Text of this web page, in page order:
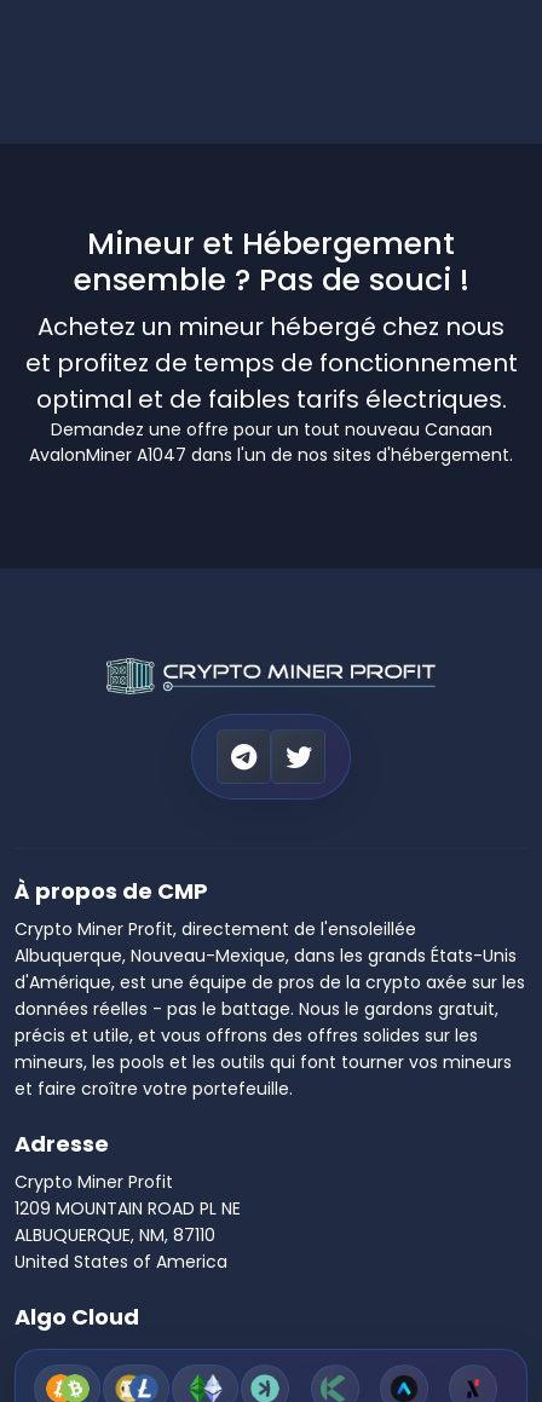
Mineur et Hébergement
ensemble ? Pas de souci !
Achetez un mineur hébergé chez nous
et profitez de temps de fonctionnement
optimal et de faibles tarifs électriques.
Demandez une offre pour un tout nouveau Canaan
AvalonMiner A1047 dans l'un de nos sites d'hébergement.
À propos de CMP
Crypto Miner Profit, directement de l'ensoleillée
Albuquerque, Nouveau-Mexique, dans les grands États-Unis
d'Amérique, est une équipe de pros de la crypto axée sur les
données réelles - pas le battage. Nous le gardons gratuit,
précis et utile, et vous offrons des offres solides sur les
mineurs, les pools et les outils qui font tourner vos mineurs
et faire croître votre portefeuille.
Adresse
Crypto Miner Profit
1209 MOUNTAIN ROAD PL NE
ALBUQUERQUE, NM, 87110
United States of America
Algo Cloud